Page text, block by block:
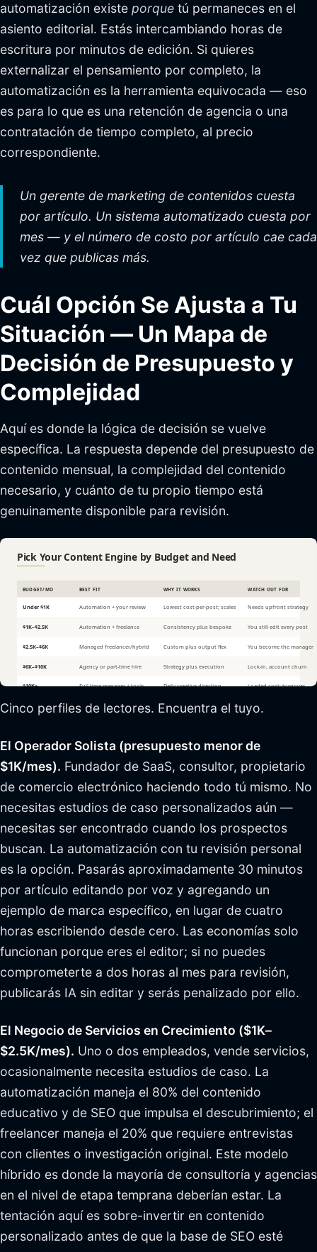
automatización existe porque tú permaneces en el
asiento editorial. Estás intercambiando horas de
escritura por minutos de edición. Si quieres
externalizar el pensamiento por completo, la
automatización es la herramienta equivocada — eso
es para lo que es una retención de agencia o una
contratación de tiempo completo, al precio
correspondiente.
Un gerente de marketing de contenidos cuesta
por artículo. Un sistema automatizado cuesta por
mes — y el número de costo por artículo cae cada
vez que publicas más.
Cuál Opción Se Ajusta a Tu
Situación — Un Mapa de
Decisión de Presupuesto y
Complejidad
Aquí es donde la lógica de decisión se vuelve
específica. La respuesta depende del presupuesto de
contenido mensual, la complejidad del contenido
necesario, y cuánto de tu propio tiempo está
genuinamente disponible para revisión.
Cinco perfiles de lectores. Encuentra el tuyo.
El Operador Solista (presupuesto menor de
$1K/mes). Fundador de SaaS, consultor, propietario
de comercio electrónico haciendo todo tú mismo. No
necesitas estudios de caso personalizados aún —
necesitas ser encontrado cuando los prospectos
buscan. La automatización con tu revisión personal
es la opción. Pasarás aproximadamente 30 minutos
por artículo editando por voz y agregando un
ejemplo de marca específico, en lugar de cuatro
horas escribiendo desde cero. Las economías solo
funcionan porque eres el editor; si no puedes
comprometerte a dos horas al mes para revisión,
publicarás IA sin editar y serás penalizado por ello.
El Negocio de Servicios en Crecimiento ($1K–
$2.5K/mes). Uno o dos empleados, vende servicios,
ocasionalmente necesita estudios de caso. La
automatización maneja el 80% del contenido
educativo y de SEO que impulsa el descubrimiento; el
freelancer maneja el 20% que requiere entrevistas
con clientes o investigación original. Este modelo
híbrido es donde la mayoría de consultoría y agencias
en el nivel de etapa temprana deberían estar. La
tentación aquí es sobre-invertir en contenido
personalizado antes de que la base de SEO esté